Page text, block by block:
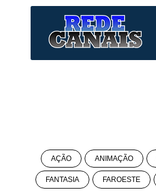
AÇÃO ANIMAÇÃO
FANTASIA FAROESTE